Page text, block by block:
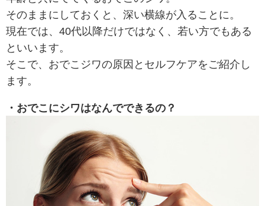
そのままにしておくと、深い横線が入ることに。
現在では、40代以降だけではなく、若い方でもある
といいます。
そこで、おでこジワの原因とセルフケアをご紹介し
ます。
・おでこにシワはなんでできるの？